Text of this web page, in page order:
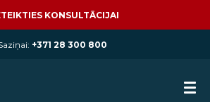
KONSULTĀCIJAI
+371 28 300 800